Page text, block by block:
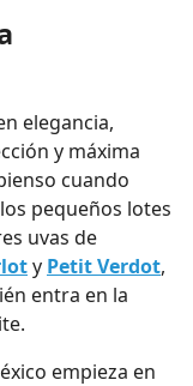
elegancia,
y máxima
cuando
pequeños lotes
uvas de
y Petit Verdot,
entra en la
empieza en